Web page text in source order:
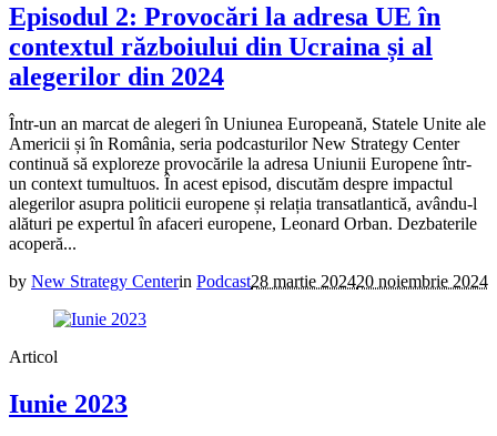
Episodul 2: Provocări la adresa UE în
contextul războiului din Ucraina și al
alegerilor din 2024
Într-un an marcat de alegeri în Uniunea Europeană, Statele Unite ale
Americii și în România, seria podcasturilor New Strategy Center
continuă să exploreze provocările la adresa Uniunii Europene într-
un context tumultuos. În acest episod, discutăm despre impactul
alegerilor asupra politicii europene și relația transatlantică, avându-l
alături pe expertul în afaceri europene, Leonard Orban. Dezbaterile
acoperă...
by New Strategy Centerin Podcast28 martie 202420 noiembrie 2024
Articol
Iunie 2023